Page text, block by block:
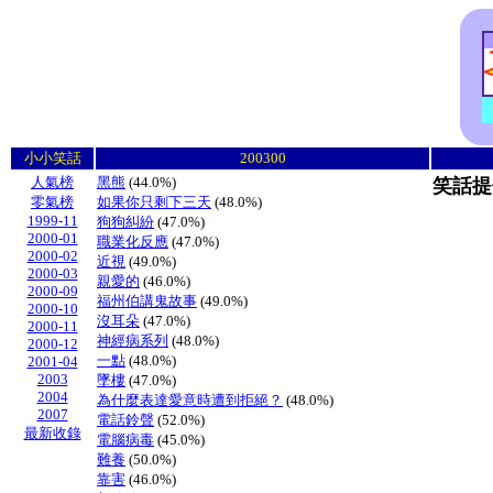
小小笑話
200300
人氣榜
零氣榜
1999-11
2000-01
2000-02
2000-03
2000-09
2000-10
2000-11
2000-12
2001-04
2003
2004
2007
最新收錄
黑熊 (44.0%)
如果你只剩下三天 (48.0%)
狗狗糾紛 (47.0%)
職業化反應 (47.0%)
近視 (49.0%)
親愛的 (46.0%)
福州伯講鬼故事 (49.0%)
沒耳朵 (47.0%)
神經病系列 (48.0%)
一點 (48.0%)
墜樓 (47.0%)
為什麼表達愛意時遭到拒絕？ (48.0%)
電話鈴聲 (52.0%)
電腦病毒 (45.0%)
難養 (50.0%)
靠害 (46.0%)
笑話